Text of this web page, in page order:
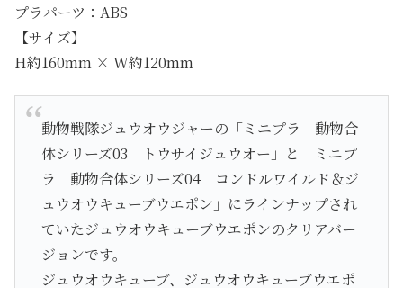
プラパーツ：ABS
【サイズ】
H約160mm × W約120mm
動物戦隊ジュウオウジャーの「ミニプラ 動物合
体シリーズ03 トウサイジュウオー」と「ミニプ
ラ 動物合体シリーズ04 コンドルワイルド＆ジ
ュウオウキューブウエポン」にラインナップされ
ていたジュウオウキューブウエポンのクリアバー
ジョンです。
ジュウオウキューブ、ジュウオウキューブウエポ